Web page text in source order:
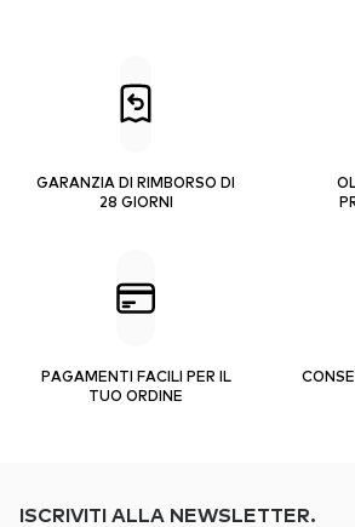
GARANZIA DI RIMBORSO DI
28 GIORNI
PAGAMENTI FACILI PER IL
TUO ORDINE
ISCRIVITI ALLA NEWSLETTER.